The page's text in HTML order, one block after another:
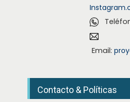
Email:
Contacto & Políticas